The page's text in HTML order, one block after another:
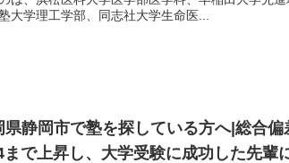
大学理工学部、同志社大学生命医...
県静岡市で塾を探している方へ|総合偏
まで上昇し、大学受験に成功した先輩